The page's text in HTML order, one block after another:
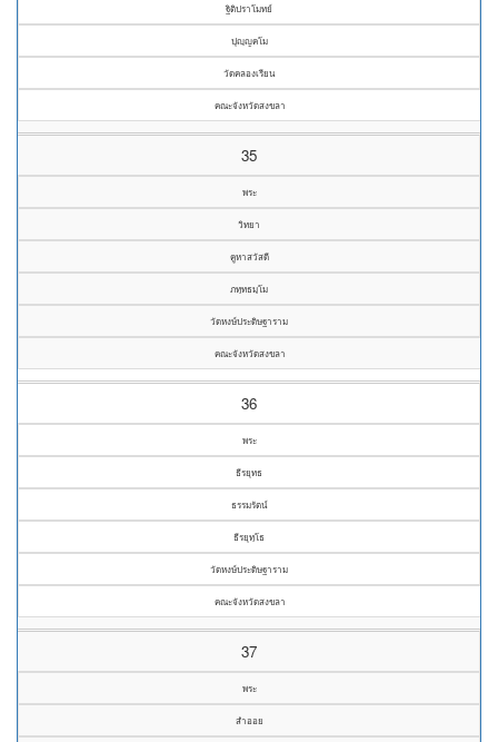
ฐิติปราโมทย์
ปุญฺญคโม
วัดคลองเรียน
คณะจังหวัดสงขลา
35
พระ
วิทยา
คูหาสวัสดี
ภทฺทธมฺโม
วัดหงษ์ประดิษฐาราม
คณะจังหวัดสงขลา
36
พระ
ธีรยุทธ
ธรรมรัตน์
ธีรยุทฺโธ
วัดหงษ์ประดิษฐาราม
คณะจังหวัดสงขลา
37
พระ
สำออย